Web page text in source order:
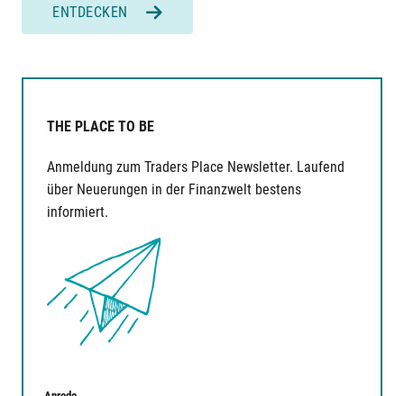
ENTDECKEN
THE PLACE TO BE
Anmeldung zum Traders Place Newsletter. Laufend
über Neuerungen in der Finanzwelt bestens
informiert.